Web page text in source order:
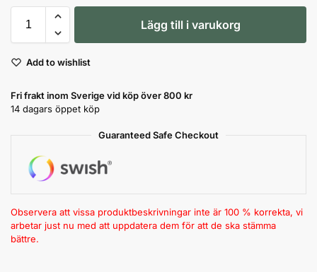
Lägg till i varukorg
Add to wishlist
Fri frakt inom Sverige vid köp över 800 kr
14 dagars öppet köp
Guaranteed Safe Checkout
Observera att vissa produktbeskrivningar inte är 100 % korrekta, vi
arbetar just nu med att uppdatera dem för att de ska stämma
bättre.